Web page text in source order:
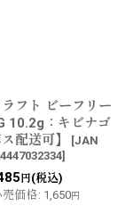
フト ビーフリー
10.2g：キビナゴ
配送可】
[JAN
]
円(税込)
価格: 1,650円